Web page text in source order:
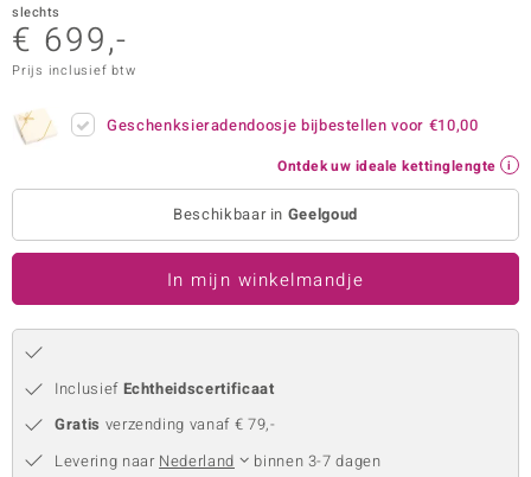
Paraíso
Collection
slechts
€ 699,-
Prijs inclusief btw
Geschenksieradendoosje bijbestellen voor €10,00
Ontdek uw ideale kettinglengte
Beschikbaar in Geelgoud
In mijn winkelmandje
Inclusief Echtheidscertificaat
Gratis verzending vanaf € 79,-
Levering naar Nederland
binnen 3-7 dagen